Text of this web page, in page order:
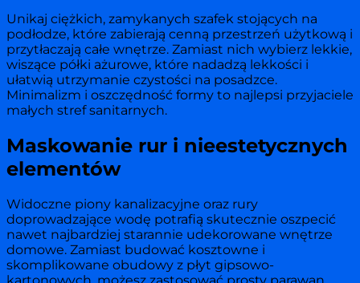
Unikaj ciężkich, zamykanych szafek stojących na
podłodze, które zabierają cenną przestrzeń użytkową i
przytłaczają całe wnętrze. Zamiast nich wybierz lekkie,
wiszące półki ażurowe, które nadadzą lekkości i
ułatwią utrzymanie czystości na posadzce.
Minimalizm i oszczędność formy to najlepsi przyjaciele
małych stref sanitarnych.
Maskowanie rur i nieestetycznych
elementów
Widoczne piony kanalizacyjne oraz rury
doprowadzające wodę potrafią skutecznie oszpecić
nawet najbardziej starannie udekorowane wnętrze
domowe. Zamiast budować kosztowne i
skomplikowane obudowy z płyt gipsowo-